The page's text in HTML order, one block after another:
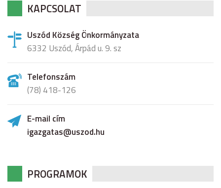
KAPCSOLAT
Uszód Község Önkormányzata
6332 Uszód, Árpád u. 9. sz
Telefonszám
(78) 418-126
E-mail cím
igazgatas@uszod.hu
PROGRAMOK